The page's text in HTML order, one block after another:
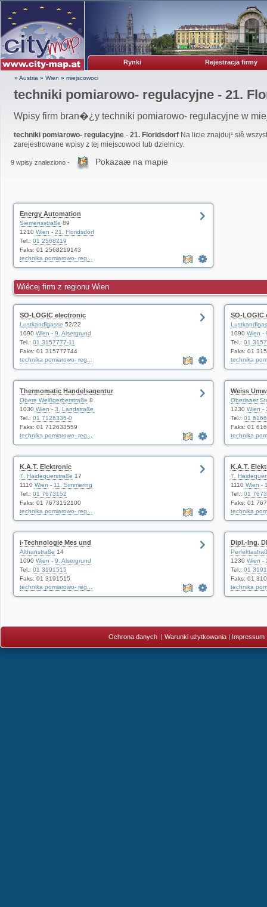
Rynki Rejestracja firmy
» Austria » Wien » miejscowoci
techniki pomiarowo- regulacyjne - 21.
Wpisy firm bran�¿y techniki pomiarowo- regulacyjne w
techniki pomiarowo- regulacyjne - 21. Floridsdorf Na licie znajduj¹ siê
zarejestrowane wpisy z tej miejscowoci lub dzielnicy.
9 wpisy znaleziono - Pokazaæ na mapie
Energy Automation
Siemensstraße 89
1210 Wien - 21. Floridsdorf
Tel.: 01 2568219
Faks: 01 2568219143
technika pomiarowo- reg...
Wiêcej firm z regionu Wien
SO-LOGIC electronic
Lustkandlgasse 52/22
1090 Wien - 9. Alsergrund
Tel.: 01 3157777-11
Faks: 01 315777744
technika pomiarowo- reg...
SO-LOGIC
1090 Wien -
Tel.: 01
Faks: 01
technika
Thermomatic Handelsagentur
Obere Weißgerberstraße 8
1030 Wien - 3. Landstraße
Tel.: 01 7126335-0
Faks: 01 712633559
technika pomiarowo- reg...
Weiss
Oberlaaer
1230 Wien -
Tel.: 01
Faks: 01
technika
K.A.T. Elektronic
7. Haidequerstraße 17
1110 Wien - 11. Simmering
Tel.: 01 7673152
Faks: 01 7673152100
technika pomiarowo- reg...
K.A.T.
7.
1110 Wien -
Tel.: 01
Faks: 01
technika
i-Technologie Mes und
Althanstraße 14
1090 Wien - 9. Alsergrund
Tel.: 01 3191515
Faks: 01 3191515
technika pomiarowo- reg...
Dipl.-Ing.
1230 Wien -
Tel.: 01
Faks: 01
technika
Ochrona danych | Warunki użytkowania | Impressum